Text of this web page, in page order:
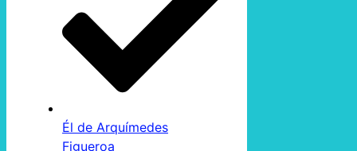
Él de Arquímedes
Figueroa